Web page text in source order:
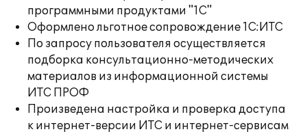
программными продуктами "1С"
Оформлено льготное сопровождение 1С:ИТС
По запросу пользователя осуществляется
подборка консультационно-методических
материалов из информационной системы
ИТС ПРОФ
Произведена настройка и проверка доступа
к интернет-версии ИТС и интернет-сервисам